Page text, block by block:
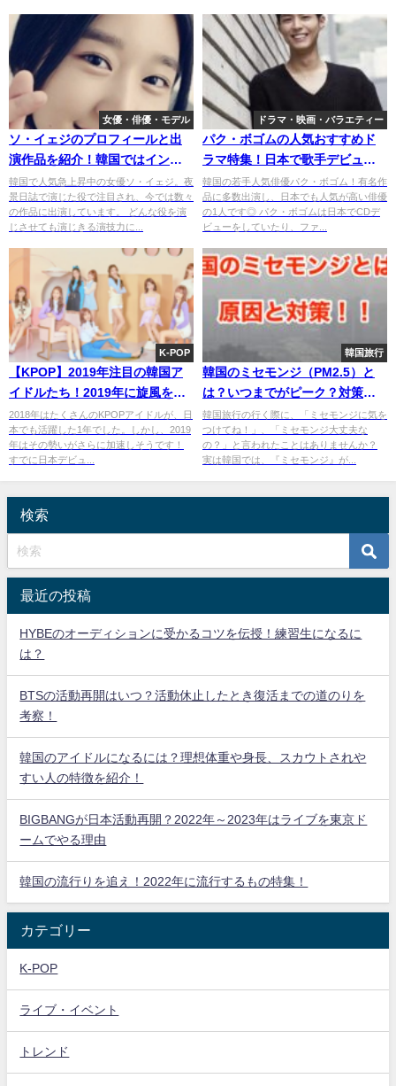
女優・俳優・モデル
ソ・イェジのプロフィールと出
演作品を紹介！韓国ではインス
タも可愛いと話題！
韓国で人気急上昇中の女優ソ・イェジ。夜
景日誌で演じた役で注目され、今では数々
の作品に出演しています。 どんな役を演
じさせても演じきる演技力に...
ドラマ・映画・バラエティー
パク・ボゴムの人気おすすめド
ラマ特集！日本で歌手デビュー
もした天才の演技力
韓国の若手人気俳優パク・ボゴム！有名作
品に多数出演し、日本でも人気が高い俳優
の1人です◎ パク・ボゴムは日本でCDデ
ビューをしていたり、ファ...
K-POP
【KPOP】2019年注目の韓国ア
イドルたち！2019年に旋風を巻
き起こすのは？
2018年はたくさんのKPOPアイドルが、日
本でも活躍した1年でした。しかし、2019
年はその勢いがさらに加速しそうです！
すでに日本デビュ...
韓国旅行
韓国のミセモンジ（PM2.5）と
は？いつまでがピーク？対策や
原因を徹底解説！
韓国旅行の行く際に、「ミセモンジに気を
つけてね！」、「ミセモンジ大丈夫な
の？」と言われたことはありませんか？
実は韓国では、『ミセモンジ』が...
検索
最近の投稿
HYBEのオーディションに受かるコツを伝授！練習生になるに
は？
BTSの活動再開はいつ？活動休止したとき復活までの道のりを
考察！
韓国のアイドルになるには？理想体重や身長、スカウトされや
すい人の特徴を紹介！
BIGBANGが日本活動再開？2022年～2023年はライブを東京ド
ームでやる理由
韓国の流行りを追え！2022年に流行するもの特集！
カテゴリー
K-POP
ライブ・イベント
トレンド